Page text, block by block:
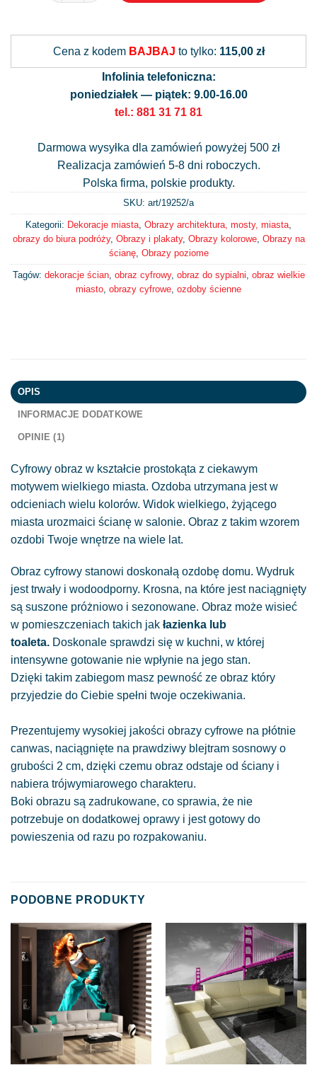
Cena z kodem BAJBAJ to tylko: 115,00 zł
Infolinia telefoniczna:
poniedziałek — piątek: 9.00-16.00
tel.: 881 31 71 81
Darmowa wysyłka dla zamówień powyżej 500 zł
Realizacja zamówień 5-8 dni roboczych.
Polska firma, polskie produkty.
SKU: art/19252/a
Kategorii: Dekoracje miasta Obrazy architektura, mosty, miasta
obrazy do biura podróży, Obrazy i plakaty, Obrazy kolorowe, Obrazy na
ścianę, Obrazy poziome
Tagów: dekoracje ścian, obraz cyfrowy, obraz do sypialni obraz wielkie
miasto obrazy cyfrowe ozdoby ścienne
OPIS
INFORMACJE DODATKOWE
OPINIE (1)
Cyfrowy obraz w kształcie prostokąta z ciekawym
motywem wielkiego miasta. Ozdoba utrzymana jest w
odcieniach wielu kolorów. Widok wielkiego, żyjącego
miasta urozmaici ścianę w salonie. Obraz z takim wzorem
ozdobi Twoje wnętrze na wiele lat.
Obraz cyfrowy stanowi doskonałą ozdobę domu. Wydruk
jest trwały i wodoodporny. Krosna, na które jest naciągnięty
są suszone próżniowo i sezonowane. Obraz może wisieć
w pomieszczeniach takich jak łazienka lub
toaleta. Doskonale sprawdzi się w kuchni, w której
intensywne gotowanie nie wpłynie na jego stan.
Dzięki takim zabiegom masz pewność ze obraz który
przyjedzie do Ciebie spełni twoje oczekiwania.
Prezentujemy wysokiej jakości obrazy cyfrowe na płótnie
canwas, naciągnięte na prawdziwy blejtram sosnowy o
grubości 2 cm, dzięki czemu obraz odstaje od ściany i
nabiera trójwymiarowego charakteru.
Boki obrazu są zadrukowane, co sprawia, że nie
potrzebuje on dodatkowej oprawy i jest gotowy do
powieszenia od razu po rozpakowaniu.
PODOBNE PRODUKTY